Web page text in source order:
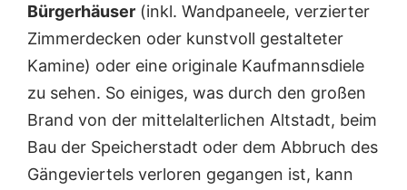
Bürgerhäuser (inkl. Wandpaneele, verzierter
Zimmerdecken oder kunstvoll gestalteter
Kamine) oder eine originale Kaufmannsdiele
zu sehen. So einiges, was durch den großen
Brand von der mittelalterlichen Altstadt, beim
Bau der Speicherstadt oder dem Abbruch des
Gängeviertels verloren gegangen ist, kann